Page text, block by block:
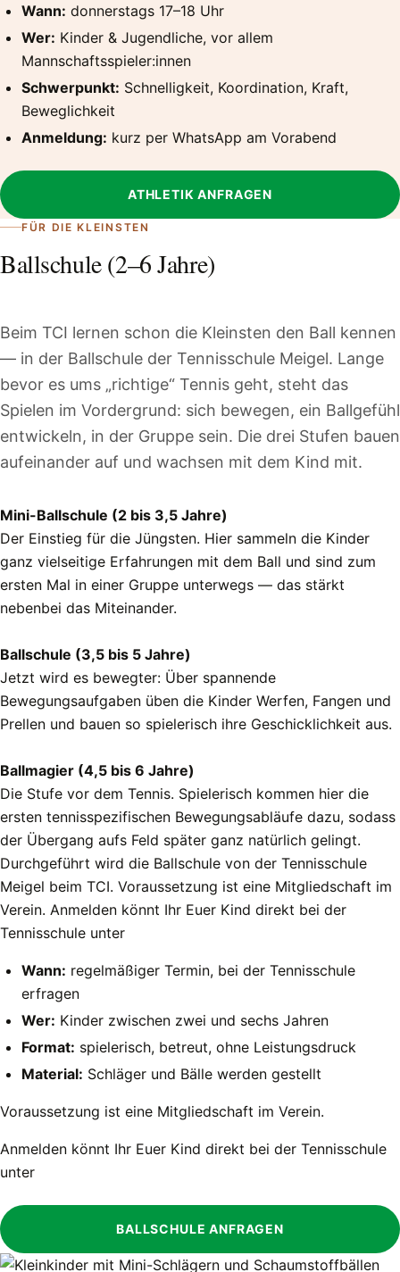
Wann: donnerstags 17–18 Uhr
Wer: Kinder & Jugendliche, vor allem
Mannschaftsspieler:innen
Schwerpunkt: Schnelligkeit, Koordination, Kraft,
Beweglichkeit
Anmeldung: kurz per WhatsApp am Vorabend
ATHLETIK ANFRAGEN
FÜR DIE KLEINSTEN
Ballschule (2–6 Jahre)
Beim TCI lernen schon die Kleinsten den Ball kennen
— in der Ballschule der Tennisschule Meigel. Lange
bevor es ums „richtige“ Tennis geht, steht das
Spielen im Vordergrund: sich bewegen, ein Ballgefühl
entwickeln, in der Gruppe sein. Die drei Stufen bauen
aufeinander auf und wachsen mit dem Kind mit.
Mini-Ballschule (2 bis 3,5 Jahre)
Der Einstieg für die Jüngsten. Hier sammeln die Kinder
ganz vielseitige Erfahrungen mit dem Ball und sind zum
ersten Mal in einer Gruppe unterwegs — das stärkt
nebenbei das Miteinander.
Ballschule (3,5 bis 5 Jahre)
Jetzt wird es bewegter: Über spannende
Bewegungsaufgaben üben die Kinder Werfen, Fangen und
Prellen und bauen so spielerisch ihre Geschicklichkeit aus.
Ballmagier (4,5 bis 6 Jahre)
Die Stufe vor dem Tennis. Spielerisch kommen hier die
ersten tennisspezifischen Bewegungsabläufe dazu, sodass
der Übergang aufs Feld später ganz natürlich gelingt.
Durchgeführt wird die Ballschule von der Tennisschule
Meigel beim TCI. Voraussetzung ist eine Mitgliedschaft im
Verein. Anmelden könnt Ihr Euer Kind direkt bei der
Tennisschule unter
Wann: regelmäßiger Termin, bei der Tennisschule
erfragen
Wer: Kinder zwischen zwei und sechs Jahren
Format: spielerisch, betreut, ohne Leistungsdruck
Material: Schläger und Bälle werden gestellt
Voraussetzung ist eine Mitgliedschaft im Verein.
Anmelden könnt Ihr Euer Kind direkt bei der Tennisschule
unter
BALLSCHULE ANFRAGEN